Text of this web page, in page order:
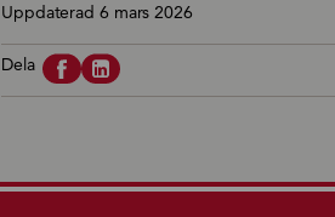
Uppdaterad 6 mars 2026
Dela